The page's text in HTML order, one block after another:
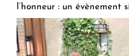
l’honneur : un évènement